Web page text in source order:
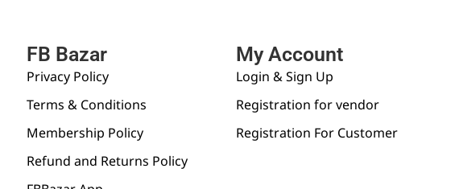
FB Bazar
Privacy Policy
Terms & Conditions
Membership Policy
Refund and Returns Policy
My Account
Login & Sign Up
Registration for vendor
Registration For Customer